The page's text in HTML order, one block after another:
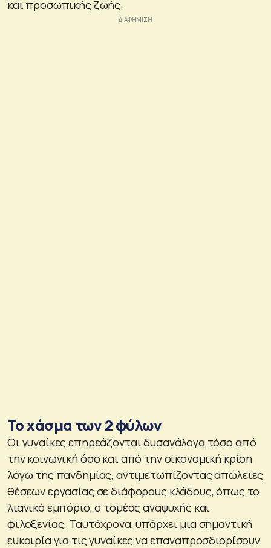
και προσωπικής ζωής.
Το χάσμα των 2 φύλων
Οι γυναίκες επηρεάζονται δυσανάλογα τόσο από
την κοινωνική όσο και από την οικονομική κρίση
λόγω της πανδημίας, αντιμετωπίζοντας απώλειες
θέσεων εργασίας σε διάφορους κλάδους, όπως το
λιανικό εμπόριο, ο τομέας αναψυχής και
φιλοξενίας. Ταυτόχρονα, υπάρχει μια σημαντική
ευκαιρία για τις γυναίκες να επαναπροσδιορίσουν